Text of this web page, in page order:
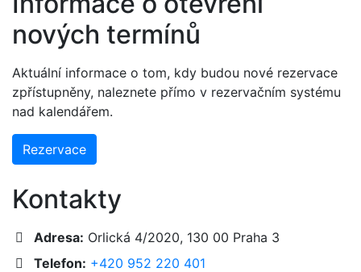
nových termínů
Aktuální informace o tom, kdy budou nové rezervace
zpřístupněny, naleznete přímo v rezervačním systému
nad kalendářem.
Rezervace
Kontakty
Adresa: Orlická 4/2020, 130 00 Praha 3
Telefon: +420 952 220 401